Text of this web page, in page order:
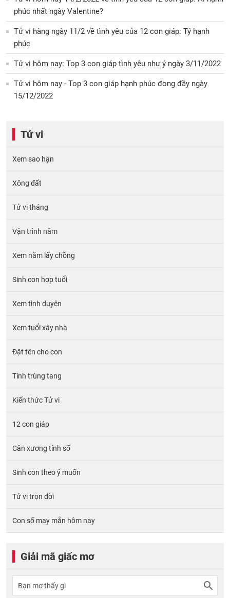
phúc nhất ngày Valentine?
Tử vi hàng ngày 11/2 về tình yêu của 12 con giáp: Tý hạnh
phúc
Tử vi hôm nay: Top 3 con giáp tình yêu như ý ngày 3/11/2022
Tử vi hôm nay - Top 3 con giáp hạnh phúc đong đầy ngày
15/12/2022
Tử vi
Xem sao hạn
Xông đất
Tử vi tháng
Vận trình năm
Xem năm lấy chồng
Sinh con hợp tuổi
Xem tình duyên
Xem tuổi xây nhà
Đặt tên cho con
Tính trùng tang
Kiến thức Tử vi
12 con giáp
Cân xương tính số
Sinh con theo ý muốn
Tử vi trọn đời
Con số may mắn hôm nay
Giải mã giấc mơ